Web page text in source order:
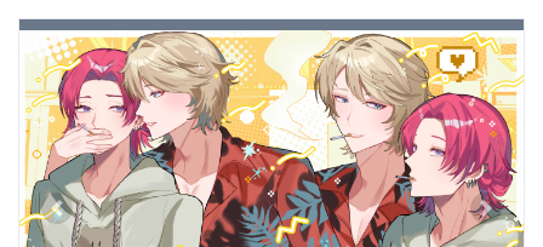
Previous Next